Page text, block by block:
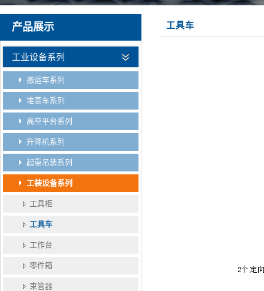
产品展示
工业设备系列
搬运车系列
堆高车系列
高空平台系列
升降机系列
起重吊装系列
工装设备系列
工具柜
工具车
工作台
零件箱
束管器
工具车